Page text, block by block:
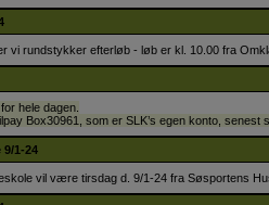
vi rundstykker efterløb - løb er kl. 10.00 fra
hele dagen.
Box30961, som er SLK’s egen konto, senest
1-24
vil være tirsdag d. 9/1-24 fra Søsportens